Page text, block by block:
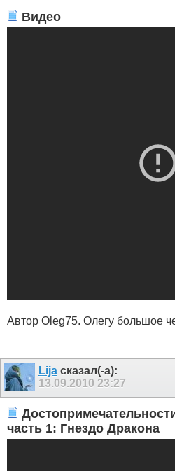
Видео
Автор Oleg75. Олегу большое
Lija сказал(-а):
13.09.2010 23:27
часть 1: Гнездо Дракона